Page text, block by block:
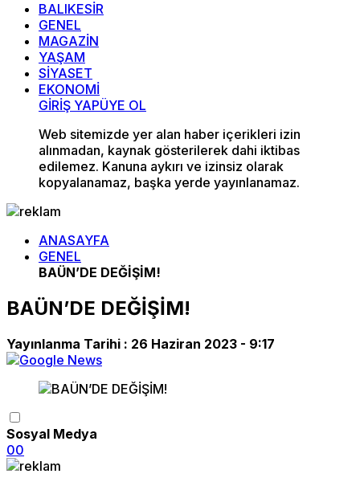
BALIKESİR
GENEL
MAGAZİN
YAŞAM
SİYASET
EKONOMİ
GİRİŞ YAPÜYE OL
Web sitemizde yer alan haber içerikleri izin
alınmadan, kaynak gösterilerek dahi iktibas
edilemez. Kanuna aykırı ve izinsiz olarak
kopyalanamaz, başka yerde yayınlanamaz.
ANASAYFA
GENEL
BAÜN’DE DEĞİŞİM!
BAÜN’DE DEĞİŞİM!
Yayınlanma Tarihi : 26 Haziran 2023 - 9:17
Sosyal Medya
00